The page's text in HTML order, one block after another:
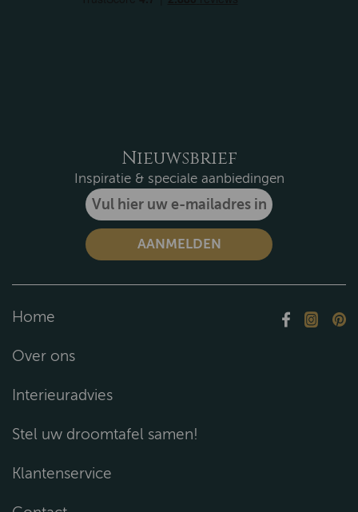
Nieuwsbrief
Inspiratie & speciale aanbiedingen
Home
Over ons
Interieuradvies
Stel uw droomtafel samen!
Klantenservice